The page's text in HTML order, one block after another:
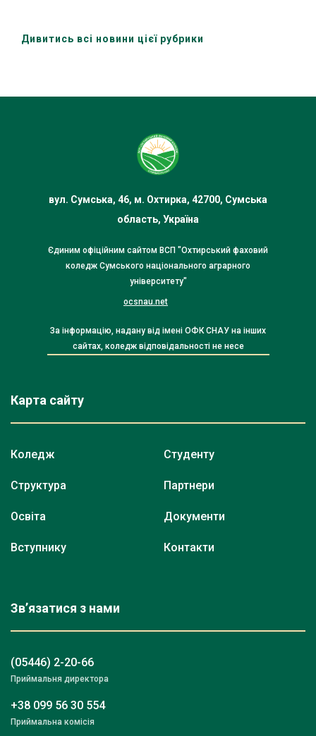
Дивитись всі новини цієї рубрики
вул. Сумська, 46, м. Охтирка, 42700, Сумська
область, Україна
Єдиним офіційним сайтом ВСП "Охтирський фаховий
коледж Сумського національного аграрного
університету"
ocsnau.net
За інформацію, надану від імені ОФК СНАУ на інших
сайтах, коледж відповідальності не несе
Карта сайту
Коледж
Структура
Освіта
Вступнику
Студенту
Партнери
Документи
Контакти
Зв’язатися з нами
(05446) 2-20-66
Приймальня директора
+38 099 56 30 554
Приймальна комісія